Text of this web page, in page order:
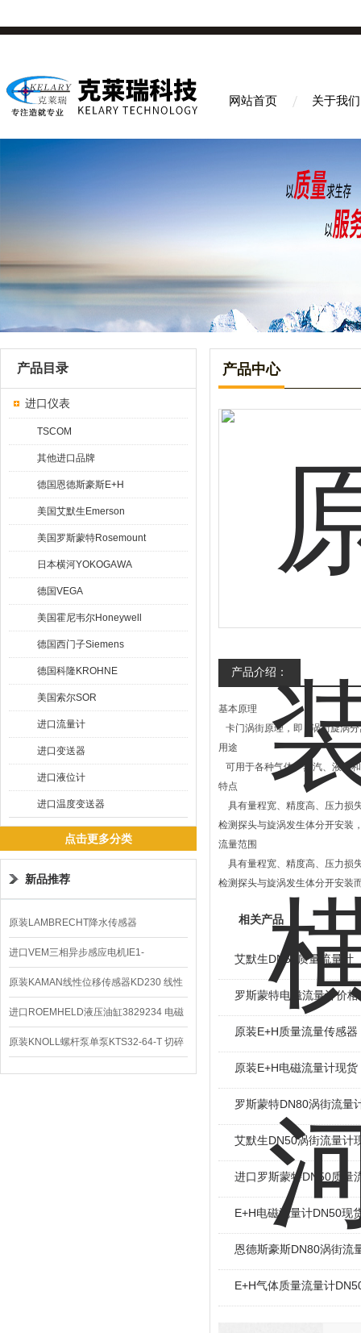
网站首页 关于我们
产品目录
进口仪表
TSCOM
其他进口品牌
德国恩德斯豪斯E+H
美国艾默生Emerson
美国罗斯蒙特Rosemount
日本横河YOKOGAWA
德国VEGA
美国霍尼韦尔Honeywell
德国西门子Siemens
德国科隆KROHNE
美国索尔SOR
进口流量计
进口变送器
进口液位计
进口温度变送器
点击更多分类
新品推荐
原装LAMBRECHT降水传感器
00.14575.20气象仪
进口VEM三相异步感应电机IE1-
K21R80G4马达
原装KAMAN线性位移传感器KD230 线性
编码器
进口ROEMHELD液压油缸3829234 电磁
阀定位器
原装KNOLL螺杆泵单泵KTS32-64-T 切碎
排屑机
产品中心
产品介绍：
基本原理
卡门涡街原理，即 “ 涡街旋涡
用途
可用于各种气体、蒸汽、液体
特点
具有量程宽、精度高、压力损
检测探头与旋涡发生体分开安装
流量范围
具有量程宽、精度高、压力损
检测探头与旋涡发生体分开安装
相关产品
艾默生DN50质量流量计
罗斯蒙特电磁流量计价格
原装E+H质量流量传感器
原装E+H电磁流量计现货
罗斯蒙特DN80涡街流量
艾默生DN50涡街流量计
进口罗斯蒙特DN50质量
E+H电磁流量计DN50现
恩德斯豪斯DN80涡街流
E+H气体质量流量计